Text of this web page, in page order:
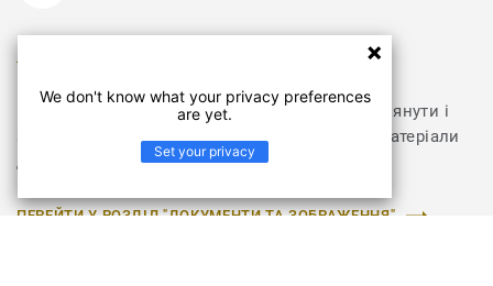
Відвідайте розділ з документами, щоб переглянути і
завантажити інструкції з укладання та інші матеріали
для колекції ARENA NEW
ПЕРЕЙТИ У РОЗДІЛ "ДОКУМЕНТИ ТА ЗОБРАЖЕННЯ"
We don't know what your privacy preferences
are yet.
Set your privacy